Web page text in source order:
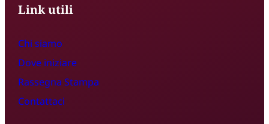
Link utili
Chi siamo
Dove iniziare
Rassegna Stampa
Contattaci